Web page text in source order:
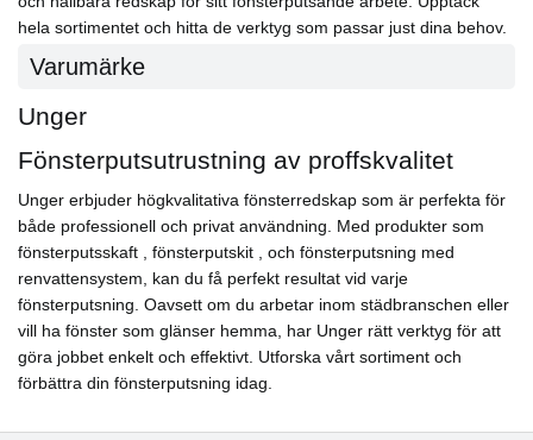
hela sortimentet och hitta de verktyg som passar just dina behov.
Varumärke
Unger
Fönsterputsutrustning av proffskvalitet
Unger erbjuder högkvalitativa fönsterredskap som är perfekta för
både professionell och privat användning. Med produkter som
fönsterputsskaft , fönsterputskit , och fönsterputsning med
renvattensystem, kan du få perfekt resultat vid varje
fönsterputsning. Oavsett om du arbetar inom städbranschen eller
vill ha fönster som glänser hemma, har Unger rätt verktyg för att
göra jobbet enkelt och effektivt. Utforska vårt sortiment och
förbättra din fönsterputsning idag.